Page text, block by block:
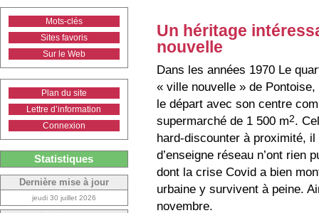
Un héritage
nouvelle
Dans les années 1970 Le
« ville nouvelle » de
le départ avec son centre
supermarché de 1 500 m2.
hard-discounter à proximité,
d’enseigne réseau n’ont rien
dont la crise Covid a bien
urbaine y survivent à peine.
novembre.
Mots-clés
Sites favoris
Sur le Web
Plan du site
Lettre d’information
Connexion
Statistiques
Dernière mise à jour
jeudi 30 juillet 2026